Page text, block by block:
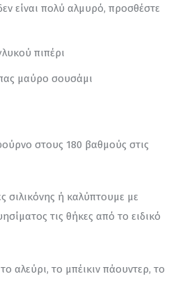
είναι πολύ αλμυρό, προσθέστε
πιπέρι
μαύρο σουσάμι
στους 180 βαθμούς στις
σιλικόνης ή καλύπτουμε με
τις θήκες από το ειδικό
αλεύρι, το μπέικιν πάουντερ, το